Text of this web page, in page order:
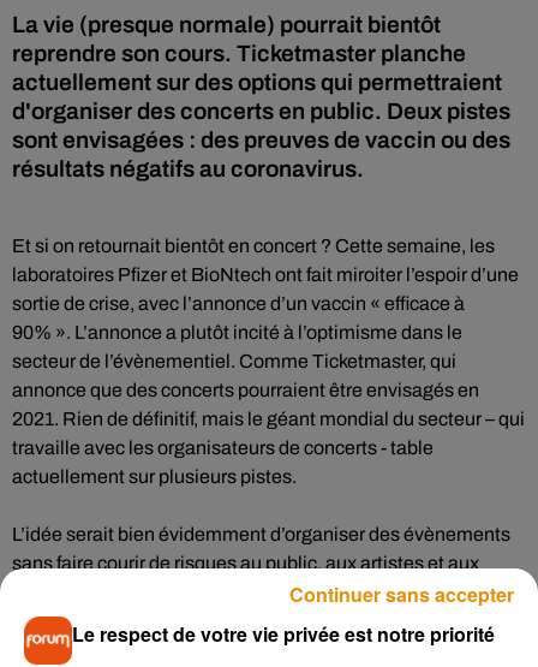
La vie (presque normale) pourrait bientôt
reprendre son cours. Ticketmaster planche
actuellement sur des options qui permettraient
d'organiser des concerts en public. Deux pistes
sont envisagées : des preuves de vaccin ou des
résultats négatifs au coronavirus.
Et si on retournait bientôt en concert ? Cette semaine, les
laboratoires Pfizer et BioNtech ont fait miroiter l’espoir d’une
sortie de crise, avec l’annonce d’un vaccin « efficace à
90% ». L’annonce a plutôt incité à l’optimisme dans le
secteur de l’évènementiel. Comme Ticketmaster, qui
annonce que des concerts pourraient être envisagés en
2021. Rien de définitif, mais le géant mondial du secteur – qui
travaille avec les organisateurs de concerts - table
actuellement sur plusieurs pistes.
L’idée serait bien évidemment d’organiser des évènements
sans faire courir de risques au public, aux artistes et aux
employés. Première hypothèse : demander aux spectateurs
de fournir un document qui prouve que le vaccin (s’il sort d’ici
là) a bien été fait. Autre idée : un résultat de test négatif au
Le respect de votre vie privée est notre priorité
Continuer sans accepter